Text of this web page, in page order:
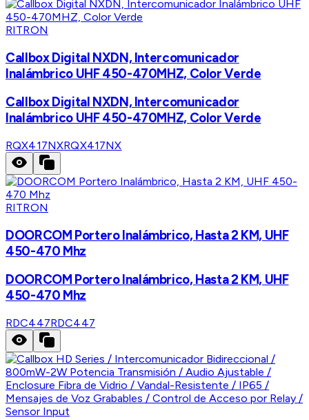
RITRON
Callbox Digital NXDN, Intercomunicador
Inalámbrico UHF 450-470MHZ, Color Verde
Callbox Digital NXDN, Intercomunicador
Inalámbrico UHF 450-470MHZ, Color Verde
RQX417NXRQX417NX
RITRON
DOORCOM Portero Inalámbrico, Hasta 2 KM, UHF
450-470 Mhz
DOORCOM Portero Inalámbrico, Hasta 2 KM, UHF
450-470 Mhz
RDC447RDC447